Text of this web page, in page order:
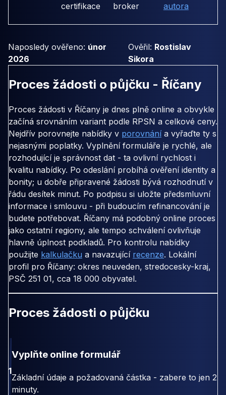
certifikace
broker
autora
Naposledy ověřeno: únor
2026
Ověřil: Rostislav
Sikora
Proces žádosti o půjčku - Říčany
Proces žádosti v Říčany je dnes plně online a obvykle
začíná srovnáním variant podle RPSN a celkové ceny.
Nejdřív porovnejte nabídky v porovnánía vyřaďte ty s
nejasnými poplatky. Vyplnění formuláře je rychlé, ale
rozhodující je správnost dat - ta ovlivní rychlost i
kvalitu nabídky. Po odeslání probíhá ověření identity a
bonity; u dobře připravené žádosti bývá rozhodnutí v
řádu desítek minut. Po podpisu si uložte předsmluvní
informace i smlouvu - při budoucím refinancování je
budete potřebovat. Říčany má podobný online proces
jako ostatní regiony, ale tempo schválení ovlivňuje
hlavně úplnost podkladů. Pro kontrolu nabídky
použijte kalkulačku a navazující recenze. Lokální
profil pro Říčany: okres neuveden, stredocesky-kraj,
PSČ 251 01, cca 18 000 obyvatel.
Proces žádosti o půjčku
1
Vyplňte online formulář
Základní údaje a požadovaná částka - zabere to jen 2
minuty.